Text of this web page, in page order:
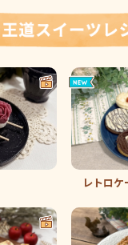
レトロケ